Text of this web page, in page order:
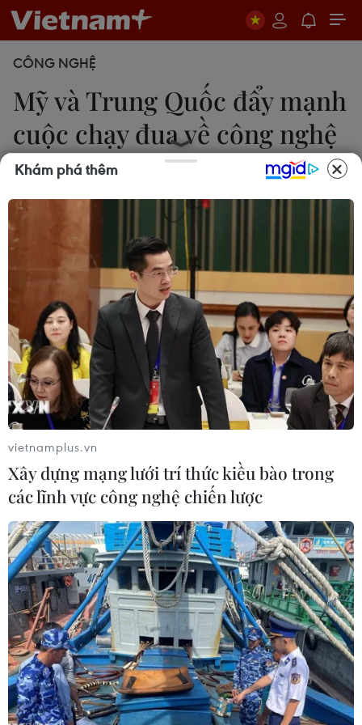
CÔNG NGHỆ
Mỹ và Trung Quốc đẩy mạnh
cuộc chạy đua về công nghệ
cao
29/12/2018 23:14
Chuyên gia nhận định trong tương lai rất gần sẽ
hình thành hai cực trong hầu hết các lĩnh vực công
nghệ quan trọng nhất. Một cực là các công nghệ
do Mỹ kiểm soát và cực kia là công nghệ của
Trung Quốc
(Ảnh: AFP/TTXVN)
Theo hãng Reuters/Sputnik, trong cuộc họp báo
đầu tiên sau vụ bắt giữ Giám đốc Tài chính Tập
đoàn Huawei, bà Mạnh Vãn Chu, tại Canada, đại
diện tập đoàn cho biết họ đã ký được 25 hợp
Khám phá thêm
vietnamplus.vn
Xây dựng mạng lưới trí thức kiều bào trong
các lĩnh vực công nghệ chiến lược